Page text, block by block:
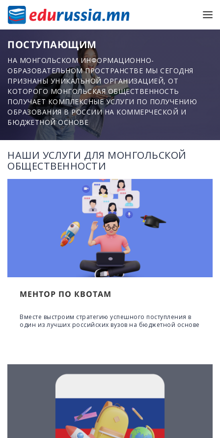
ПОСТУПАЮЩИМ
НА МОНГОЛЬСКОМ ИНФОРМАЦИОННО-
ОБРАЗОВАТЕЛЬНОМ ПРОСТРАНСТВЕ МЫ СЕГОДНЯ
ПРИЗНАНЫ УНИКАЛЬНОЙ ОРГАНИЗАЦИЕЙ, ОТ
КОТОРОГО МОНГОЛЬСКАЯ ОБЩЕСТВЕННОСТЬ
ПОЛУЧАЕТ КОМПЛЕКСНЫЕ УСЛУГИ ПО ПОЛУЧЕНИЮ
ОБРАЗОВАНИЯ В РОССИИ НА КОММЕРЧЕСКОЙ И
БЮДЖЕТНОЙ ОСНОВЕ
НАШИ УСЛУГИ ДЛЯ МОНГОЛЬСКОЙ
ОБЩЕСТВЕННОСТИ
МЕНТОР ПО КВОТАМ
Вместе выстроим стратегию успешного поступления в
один из лучших российских вузов на бюджетной основе